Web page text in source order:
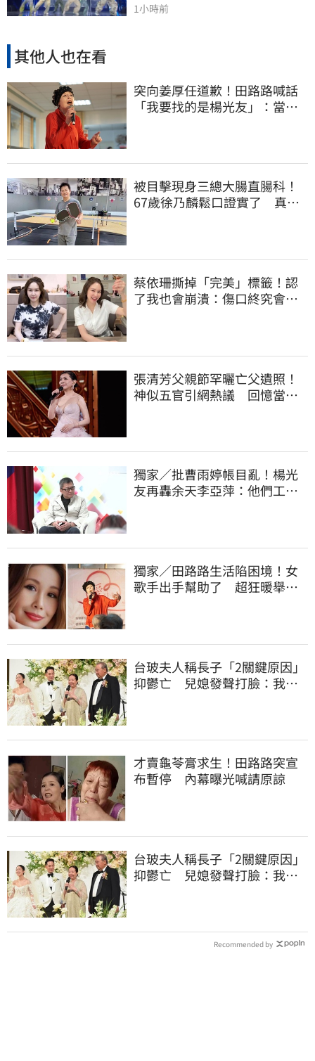
1小時前
其他人也在看
突向姜厚任道歉！田路路喊話
「我要找的是楊光友」：當時
被目擊現身三總大腸直腸科！
67歲徐乃麟鬆口證實了 真實
蔡依珊撕掉「完美」標籤！認
了我也會崩潰：傷口終究會癒
張清芳父親節罕曬亡父遺照！
神似五官引網熱議 回憶當年
獨家／批曹雨婷帳目亂！楊光
友再轟余天李亞萍：他們工會
獨家／田路路生活陷困境！女
歌手出手幫助了 超狂暖舉曝
台玻夫人稱長子「2關鍵原因」
抑鬱亡 兒媳發聲打臉：我從
才賣龜苓膏求生！田路路突宣
布暫停 內幕曝光喊請原諒
台玻夫人稱長子「2關鍵原因」
抑鬱亡 兒媳發聲打臉：我從
Recommended by